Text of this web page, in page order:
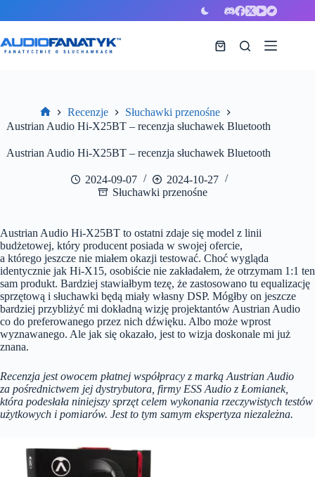
Koszyk
Strona
Recenzje
Słuchawki przenośne
Austrian Audio Hi-X25BT – recenzja słuchawek Bluetooth
Austrian Audio Hi-X25BT – recenzja słuchawek Bluetooth
2024-09-07
2024-10-27
Słuchawki przenośne
Austrian Audio Hi-X25BT to ostatni zdaje się model z linii
budżetowej, który producent posiada w swojej ofercie,
a którego jeszcze nie miałem okazji testować. Choć wygląda
identycznie jak Hi-X15, osobiście nie zakładałem, że otrzymam 1:1 ten
sam produkt. Bardziej stawiałbym tezę, że zastosowano tu equalizację
sprzętową i słuchawki będą miały własny DSP. Mógłby on jeszcze
bardziej przybliżyć mi dokładną wizję projektantów Austrian Audio
co do preferowanego przez nich dźwięku. Albo może wprost
wyznawanego. Ale jak się okazało, jest to wizja doskonale mi już
znana.
Recenzja jest owocem płatnej współpracy z marką Austrian Audio
za pośrednictwem jej dystrybutora, firmy ESS Audio z Łomianek,
która podesłała niniejszy sprzęt celem wykonania rzeczywistych testów
użytkowych i pomiarów. Jest to tym samym ekspertyza niezależna.